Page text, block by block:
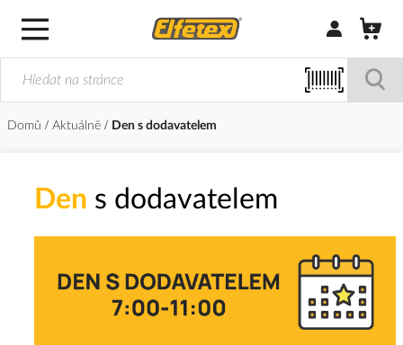
Přihlásit/
Domů Aktuálně Den s dodavatelem
Den s dodavatelem